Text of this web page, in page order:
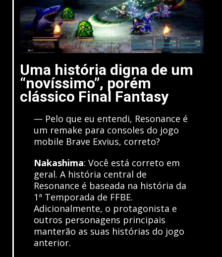
Uma história digna de um
“novíssimo”, porém
clássico Final Fantasy
— Pelo que eu entendi, Resonance é
um remake para consoles do jogo
mobile Brave Exvius, correto?
Nakashima: Você está correto em
geral. A história central de
Resonance é baseada na história da
1ª Temporada de FFBE.
Adicionalmente, o protagonista e
outros personagens principais
manterão as suas histórias do jogo
anterior.